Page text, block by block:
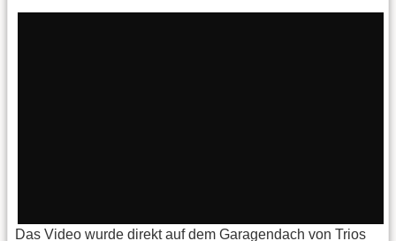
Das Video wurde direkt auf dem Garagendach von Trios